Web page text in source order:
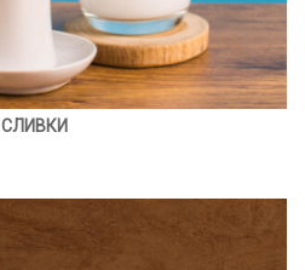
СЛИВКИ